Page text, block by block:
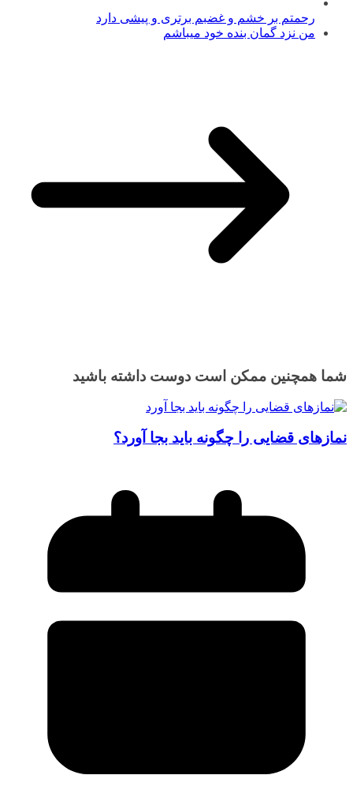
رحمتم بر خشم و غضبم برتری و پیشی دارد
من نزد گمان بنده خود میباشم
شما همچنین ممکن است دوست داشته باشید
نمازهای قضایی را چگونه باید بجا آورد؟